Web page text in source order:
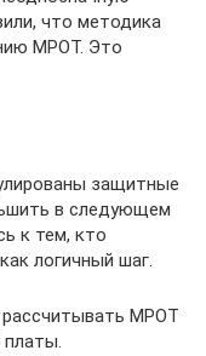
что методика
МРОТ. Это
защитные
в следующем
к тем, кто
логичный шаг.
МРОТ
платы.